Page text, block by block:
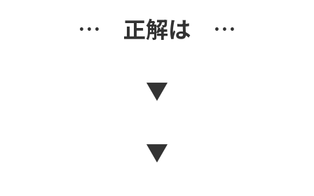
… 正解は …
▼
▼